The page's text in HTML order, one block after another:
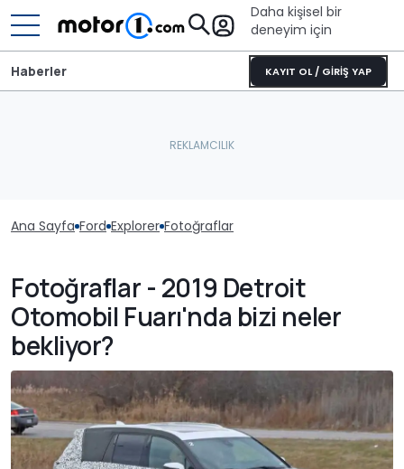
Daha kişisel bir
deneyim için
KAYIT OL / GİRİŞ YAP
Haberler
Ana Sayfa Ford Explorer Fotoğraflar
Fotoğraflar - 2019 Detroit
Otomobil Fuarı'nda bizi neler
bekliyor?